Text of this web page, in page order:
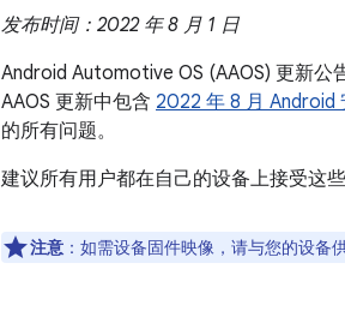
发布时间：2022 年 8 月 1 日
Android Automotive OS (AAOS) 更新
AAOS 更新中包含 2022 年 8 月 Android
的所有问题。
建议所有用户都在自己的设备上接受这些
注意 ：如需设备固件映像，请与您的设备